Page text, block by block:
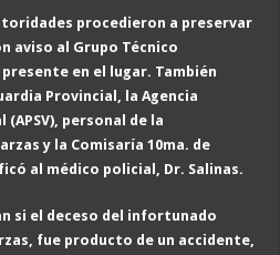
procedieron a preservar
aviso al Grupo Técnico
en el lugar. También
Provincial, la Agencia
personal de la
y la Comisaría 10ma. de
al médico policial, Dr. Salinas.
si el deceso del infortunado
fue producto de un accidente,